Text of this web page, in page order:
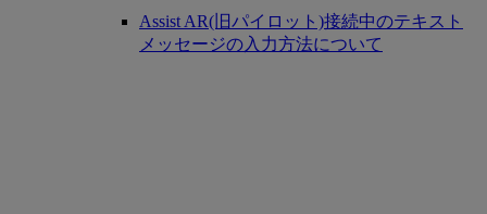
Assist AR(旧パイロット)接続中のテキスト
メッセージの入力方法について